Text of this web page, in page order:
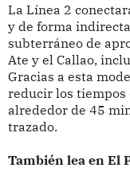
La Línea 2
y de forma
subterráneo de
Ate y el Callao,
Gracias a esta
reducir los tiempos
alrededor de 45
trazado.
También lea en El